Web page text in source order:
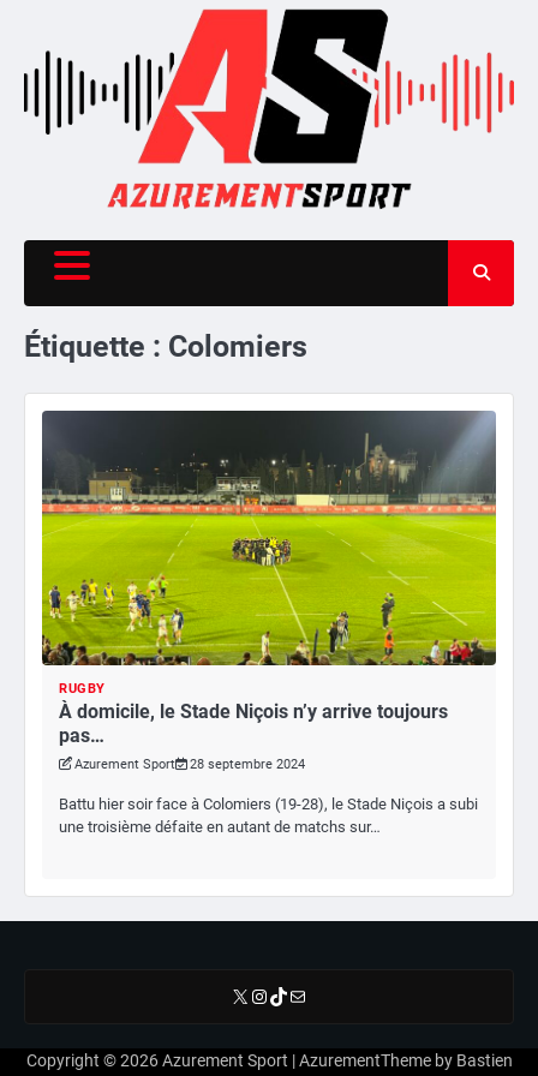
content
Étiquette : Colomiers
RUGBY
À domicile, le Stade Niçois n’y arrive toujours
pas…
Azurement Sport 28 septembre 2024
Battu hier soir face à Colomiers (19-28), le Stade Niçois a subi
une troisième défaite en autant de matchs sur…
X Instagram
TikTok
E-mail
Copyright © 2026Azurement Sport | AzurementTheme by Bastien